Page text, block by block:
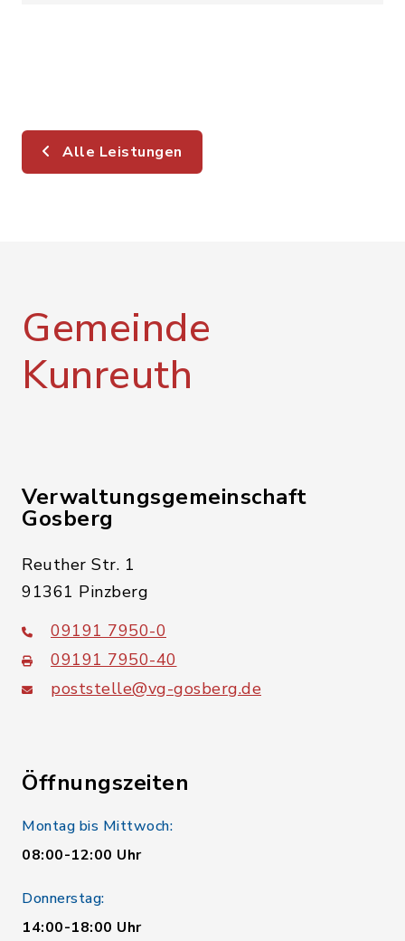
Alle Leistungen
Gemeinde
Kunreuth
Verwaltungsgemeinschaft
Gosberg
Reuther Str. 1
91361 Pinzberg
09191 7950-0
09191 7950-40
poststelle@vg-gosberg.de
Öffnungszeiten
Montag bis Mittwoch:
08:00-12:00 Uhr
Donnerstag:
14:00-18:00 Uhr